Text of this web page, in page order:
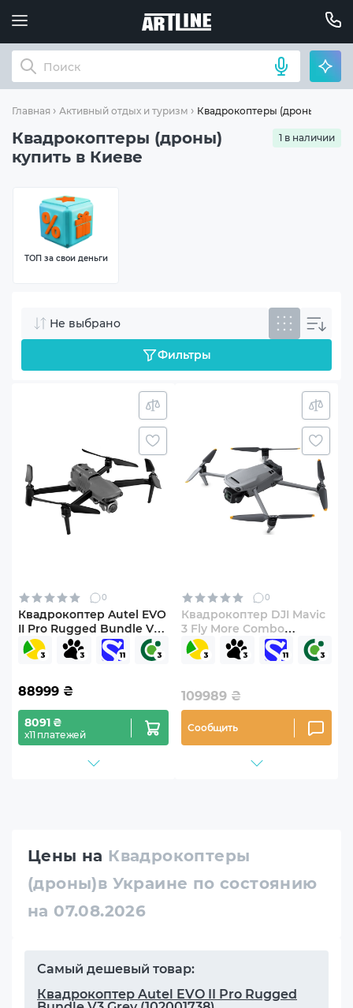
Главная Активный отдых и туризм Квадрокоптеры (дроны)
Квадрокоптеры (дроны)
купить в Киеве
1 в наличии
ТОП за свои деньги
Не выбрано
Фильтры
0
Квадрокоптер Autel EVO
II Pro Rugged Bundle V3
Grey (102001738)
88999 ₴
8091 ₴
х11 платежей
0
Квадрокоптер DJI Mavic
3 Fly More Combo
(CP.MA.00000452.01)
109989 ₴
Сообщить
Цены на Квадрокоптеры
(дроны)в Украине по состоянию
на 07.08.2026
Самый дешевый товар:
Квадрокоптер Autel EVO II Pro Rugged